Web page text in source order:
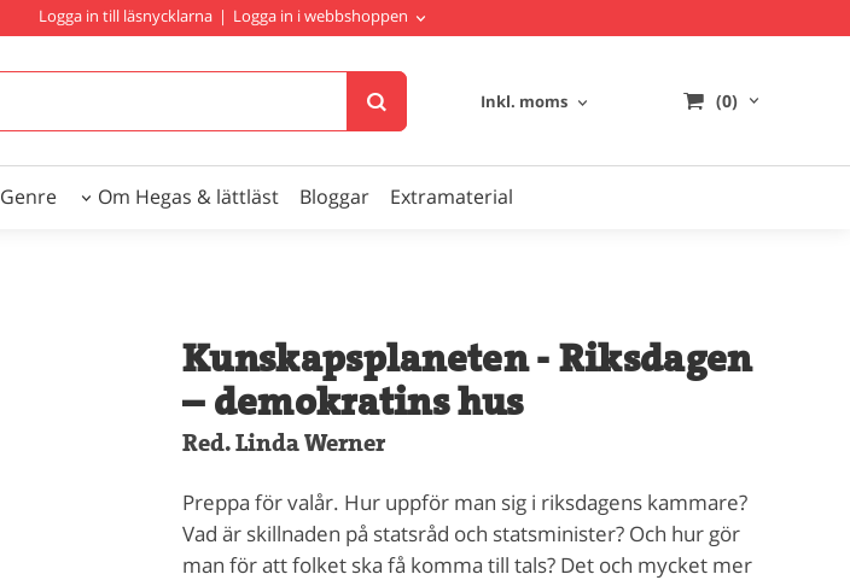
Logga in till läsnycklarna | Logga in i webbshoppen
Inkl. moms (0)
Genre Om Hegas & lättläst Bloggar Extramaterial
Kunskapsplaneten - Riksdagen
– demokratins hus
Red. Linda Werner
Preppa för valår. Hur uppför man sig i riksdagens kammare?
Vad är skillnaden på statsråd och statsminister? Och hur gör
man för att folket ska få komma till tals? Det och mycket mer